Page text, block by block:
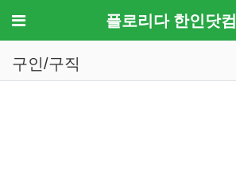
메뉴 플로리다 한인닷컴
구인/구직